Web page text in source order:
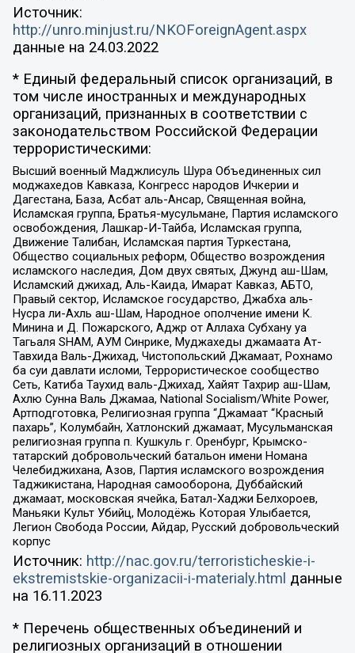
Источник:
http://unro.minjust.ru/NKOForeignAgent.aspx
данные на 24.03.2022
* Единый федеральный список организаций, в
том числе иностранных и международных
организаций, признанных в соответствии с
законодательством Российской Федерации
террористическими:
Высший военный Маджлисуль Шура Объединенных сил
моджахедов Кавказа, Конгресс народов Ичкерии и
Дагестана, База, Асбат аль-Ансар, Священная война,
Исламская группа, Братья-мусульмане, Партия исламского
освобождения, Лашкар-И-Тайба, Исламская группа,
Движение Талибан, Исламская партия Туркестана,
Общество социальных реформ, Общество возрождения
исламского наследия, Дом двух святых, Джунд аш-Шам,
Исламский джихад, Аль-Каида, Имарат Кавказ, АБТО,
Правый сектор, Исламское государство, Джабха аль-
Нусра ли-Ахль аш-Шам, Народное ополчение имени К.
Минина и Д. Пожарского, Аджр от Аллаха Субхану уа
Тагьаля SHAM, АУМ Синрике, Муджахеды джамаата Ат-
Тавхида Валь-Джихад, Чистопольский Джамаат, Рохнамо
ба суи давлати исломи, Террористическое сообщество
Сеть, Катиба Таухид валь-Джихад, Хайят Тахрир аш-Шам,
Ахлю Сунна Валь Джамаа, National Socialism/White Power,
Артподготовка, Религиозная группа “Джамаат “Красный
пахарь”, Колумбайн, Хатлонский джамаат, Мусульманская
религиозная группа п. Кушкуль г. Оренбург, Крымско-
татарский добровольческий батальон имени Номана
Челебиджихана, Азов, Партия исламского возрождения
Таджикистана, Народная самооборона, Дуббайский
джамаат, московская ячейка, Батал-Хаджи Белхороев,
Маньяки Культ Убийц, Молодёжь Которая Улыбается,
Легион Свобода России, Айдар, Русский добровольческий
корпус
Источник: http://nac.gov.ru/terroristicheskie-i-
ekstremistskie-organizacii-i-materialy.html данные
на 16.11.2023
* Перечень общественных объединений и
религиозных организаций в отношении